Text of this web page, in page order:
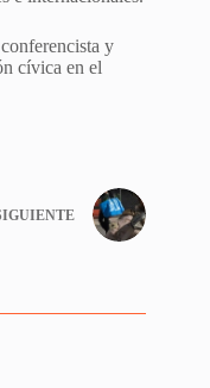
y
cívica en el